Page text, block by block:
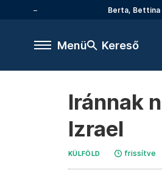
Berta, Bettina
Menü Kereső
Iránnak
Izrael
KÜLFÖLD frissítve